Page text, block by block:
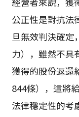
公正性是對抗法
旦無效判決確定
力），雖然不具
獲得的股份返還
844條），這將
法律穩定性的考